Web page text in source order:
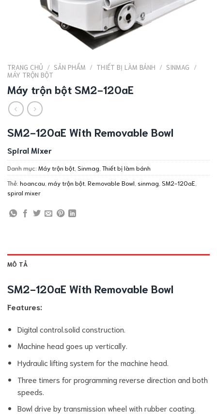
TRANG CHỦ / SẢN PHẨM / THIẾT BỊ LÀM BÁNH / SINMAG
/
MÁY TRỘN BỘT
Máy trộn bột SM2-120aE
SM2-120aE With Removable Bowl
Spiral Mixer
Danh mục: Máy trộn bột Sinmag Thiết bị làm bánh
Thẻ: hoancau máy trộn bột Removable Bowl sinmag SM2-120aE
spiral mixer
MÔ TẢ
SM2-120aE With Removable Bowl
Features:
Digital control.solid construction.
Machine head goes up vertically.
Hydraulic lifting system for the machine head.
Three timers for programming reverse direction and both
speeds.
Bowl drive by transmission wheel with rubber coating.